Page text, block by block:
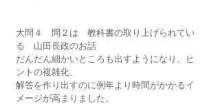
大問４　問２は　教科書の取り上げられてい
る　山田長政のお話
だんだん細かいところも出すようになり、ヒ
ントの複雑化、
解答を作り出すのに例年より時間がかかるイ
メージが高まりました。